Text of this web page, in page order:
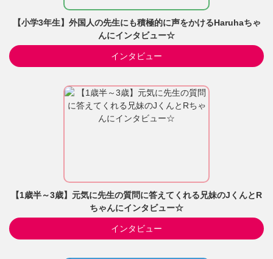
【小学3年生】外国人の先生にも積極的に声をかけるHaruhaちゃ
んにインタビュー☆
インタビュー
【1歳半～3歳】元気に先生の質問に答えてくれる兄妹のJくんとR
ちゃんにインタビュー☆
インタビュー